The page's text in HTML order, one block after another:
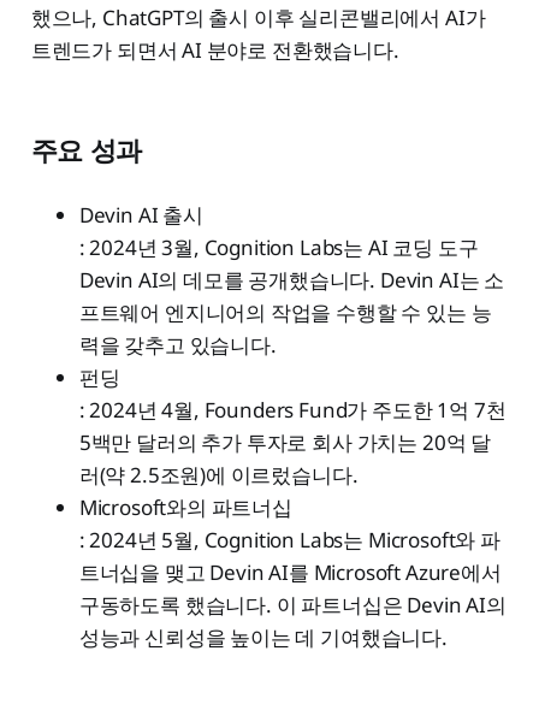
했으나, ChatGPT의 출시 이후 실리콘밸리에서 AI가
트렌드가 되면서 AI 분야로 전환했습니다.
주요 성과
Devin AI 출시
: 2024년 3월, Cognition Labs는 AI 코딩 도구
Devin AI의 데모를 공개했습니다. Devin AI는 소
프트웨어 엔지니어의 작업을 수행할 수 있는 능
력을 갖추고 있습니다.
펀딩
: 2024년 4월, Founders Fund가 주도한 1억 7천
5백만 달러의 추가 투자로 회사 가치는 20억 달
러(약 2.5조원)에 이르렀습니다.
Microsoft와의 파트너십
: 2024년 5월, Cognition Labs는 Microsoft와 파
트너십을 맺고 Devin AI를 Microsoft Azure에서
구동하도록 했습니다. 이 파트너십은 Devin AI의
성능과 신뢰성을 높이는 데 기여했습니다.